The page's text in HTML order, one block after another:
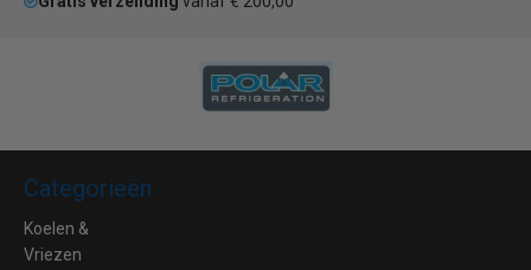
Categorieën
Koelen &
Vriezen